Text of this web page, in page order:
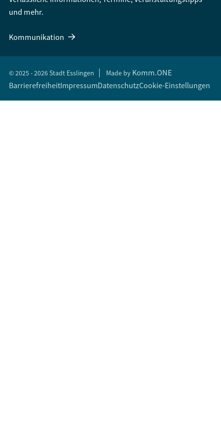
und mehr.
Kommunikation
© 2025 - 2026 Stadt Esslingen Made by Komm.ONE
BarrierefreiheitImpressumDatenschutzCookie-Einstellungen